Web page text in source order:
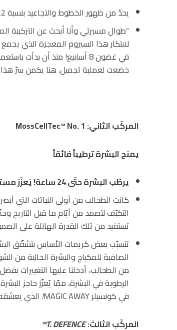
يحدّ من ظهور الخطوط والتجاعيد بنسبة 22% في غضون 8 أسابيع!*
“طوال مسيرتي وأنا أبحث عن التركيبة
في غضون 8 أسابيع! منذ أن
خضعت لعملية تجميل. هنا يكمن سرّ هذا
المركّب الثاني:
MossCellTec™ No. 1
يمنح البشرة ترطيباً فائقاً
يرطّب البشرة حتّى24ساعة!يُعزّز
تستفيد من تلك القدرة الهائلة على
تتسبّب بعض كريمات الأساس بتشقّق
الصافية للمكياج والبشرة الخالية من
من الطحالب، أدخلنا عليها التغييرات
الرطوبة في البشرة، ممّا يُعزّز حاجز
في كونسيلر MAGIC AWAY
! الذي
المركّب الثالث:
T. DEFENCE™